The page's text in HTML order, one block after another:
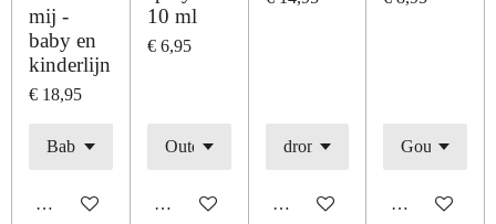
mij -
baby en
kinderlijn
€ 18,95
In winkelwagen
10 ml
€ 6,95
In winkelwagen In winkelwagen In